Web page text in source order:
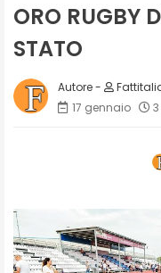
ORO RUGBY
STATO
17 gennaio